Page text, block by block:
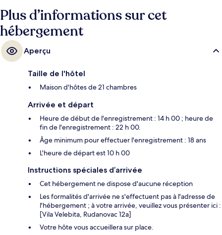
Plus d’informations sur cet
hébergement
Aperçu
Taille de l'hôtel
Maison d'hôtes de 21 chambres
Arrivée et départ
Heure de début de l'enregistrement : 14 h 00 ; heure de
fin de l'enregistrement : 22 h 00.
Âge minimum pour effectuer l'enregistrement : 18 ans
L'heure de départ est 10 h 00
Instructions spéciales d’arrivée
Cet hébergement ne dispose d'aucune réception
Les formalités d'arrivée ne s'effectuent pas à l'adresse de
l'hébergement ; à votre arrivée, veuillez vous présenter ici :
[Vila Velebita, Rudanovac 12a]
Votre hôte vous accueillera sur place.